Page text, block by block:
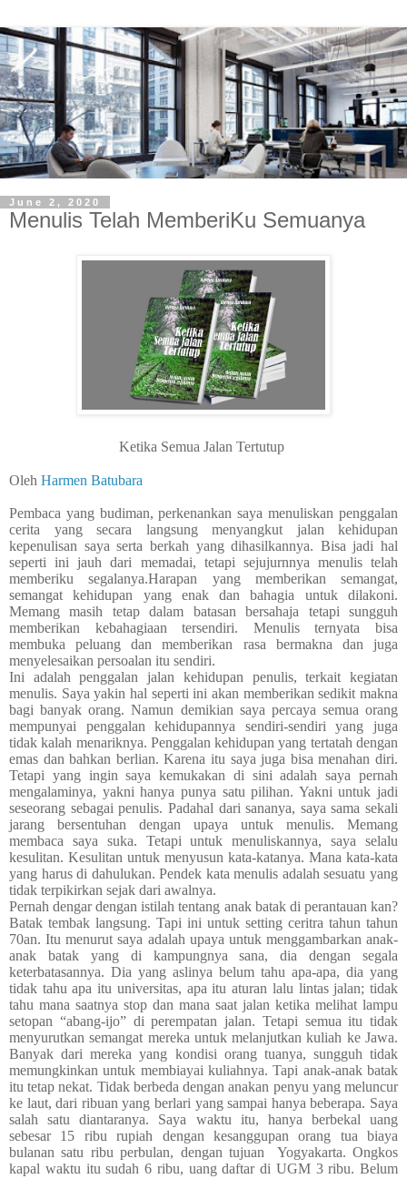
June 2, 2020
Menulis Telah MemberiKu Semuanya
Ketika Semua Jalan Tertutup
Oleh Harmen Batubara
Pembaca yang budiman, perkenankan saya menuliskan penggalan
cerita yang secara langsung menyangkut jalan kehidupan
kepenulisan saya serta berkah yang dihasilkannya. Bisa jadi hal
seperti ini jauh dari memadai, tetapi sejujurnnya menulis telah
memberiku segalanya.Harapan yang memberikan semangat,
semangatkehidupan yang enak dan bahagia untuk dilakoni.
Memang masih tetap dalam batasan bersahaja tetapi sungguh
memberikan kebahagiaan tersendiri. Menulis ternyata bisa
membuka peluang dan memberikan rasa bermakna dan juga
menyelesaikan persoalan itu sendiri.
Ini adalah penggalanjalan kehidupan penulis, terkait kegiatan
menulis. Saya yakin hal sepertiiniakan memberikan sedikit makna
bagi banyak orang. Namun demikian saya percaya semua orang
mempunyai penggalan kehidupannya sendiri-sendiri yang juga
tidak kalah menariknya. Penggalan kehidupan yang tertatah dengan
emas dan bahkan berlian. Karena itu saya juga bisa menahan diri.
Tetapi yang ingin saya kemukakan di sini adalah saya pernah
mengalaminya, yakni hanya punya satu pilihan. Yakni untuk jadi
seseorang sebagai penulis. Padahal dari sananya, saya sama sekali
jarang bersentuhan dengan upaya untuk menulis. Memang
membaca saya suka. Tetapi untuk menuliskannya, saya selalu
kesulitan. Kesulitan untuk menyusun kata-katanya. Mana kata-kata
yang harus di dahulukan. Pendek kata menulis adalah sesuatu yang
tidak terpikirkan sejak dari awalnya.
Pernah dengar dengan istilah tentang anak batak di perantauan kan?
Batak tembak langsung. Tapi ini untuk setting ceritra tahun tahun
70an. Itu menurut saya adalah upaya untuk menggambarkan anak-
anak batak yang di kampungnya sana, dia dengan segala
keterbatasannya. Dia yang aslinya belum tahu apa-apa, dia yang
tidak tahu apa itu universitas, apa itu aturan lalu lintas jalan; tidak
tahu mana saatnya stop dan mana saat jalan ketika melihat lampu
setopan “abang-ijo” diperempatan jalan. Tetapi semua itu tidak
menyurutkan semangat mereka untuk melanjutkan kuliah ke Jawa.
Banyak dari mereka yang kondisi orang tuanya, sungguh tidak
memungkinkan untuk membiayai kuliahnya. Tapi anak-anak batak
itu tetap nekat. Tidak berbeda dengan anakan penyu yang meluncur
ke laut, dari ribuan yang berlari yang sampai hanya beberapa. Saya
salah satu diantaranya. Saya waktu itu, hanya berbekal uang
sebesar 15 ribu rupiah dengan kesanggupan orang tua biaya
bulanan satu ribu perbulan, dengan tujuan
Yogyakarta. Ongkos
kapal waktu itu sudah 6 ribu, uang daftar di UGM 3 ribu. Belum